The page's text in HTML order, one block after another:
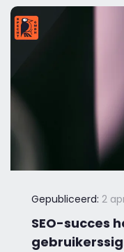
Gepubliceerd: 2
SEO-succes